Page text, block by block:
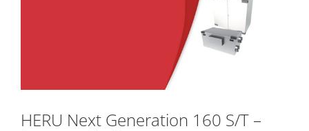
HERU Next Generation 160 S/T –